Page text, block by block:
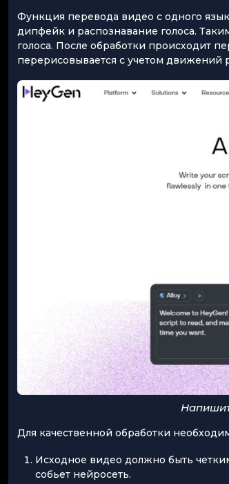
Функция перевода видео с одного
дипфейк и распознавание голоса.
голоса. После обработки происходит
перерисовывается с учетом движений
Для качественной обработки
Исходное видео должно быть
собьет нейросеть.